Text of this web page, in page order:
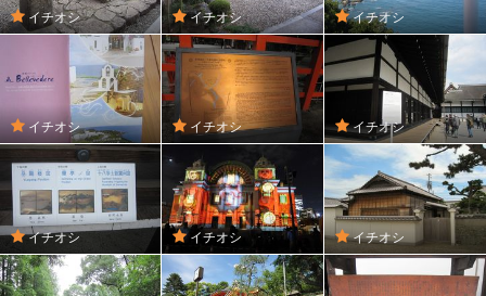
イチオシ イチオシ イチオシ
イチオシ イチオシ イチオシ
イチオシ イチオシ イチオシ